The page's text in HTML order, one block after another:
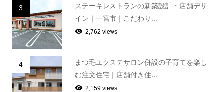
3
ステーキレストランの新築設計・店舗デザ
イン｜一宮市｜こだわり...
2,762 views
4
まつ毛エクステサロン併設の子育てを楽し
む注文住宅｜店舗付き住...
2,159 views